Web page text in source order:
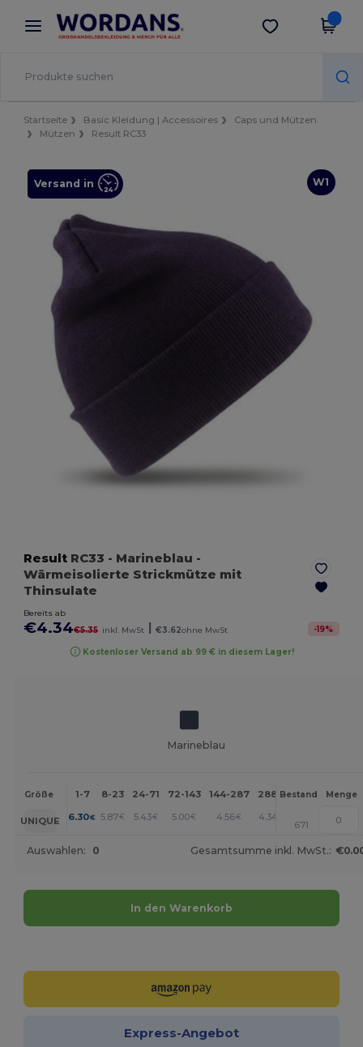
× Wordans App
Bessere Preise in der App!
App holen
Startseite Basic Kleidung | Accessoires
Caps und Mützen
Mützen
Result RC33
W1
Versand in
Result RC33 - Marineblau -
Wärmeisolierte Strickmütze mit
Thinsulate
Bereits ab
€4.34€5.35 inkl. MwSt | €3.62ohne MwSt -19%
Kostenloser Versand ab 99 € in diesem Lager!
Marineblau
Größe 1-7 8-23 24-71 72-143 144-287 288 + Mehr
Bestand Menge
UNIQUE 6.30€ 5.87€ 5.43€ 5.00€ 4.56€ 4.34 +
671
Auswahlen: 0 Gesamtsumme inkl. MwSt.:
In den Warenkorb
Express-Angebot